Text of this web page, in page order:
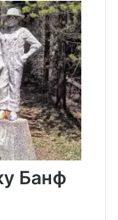
Банф